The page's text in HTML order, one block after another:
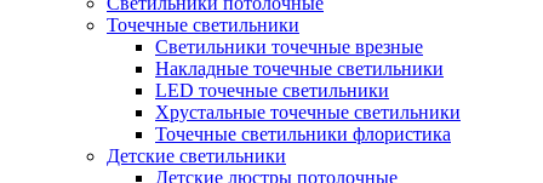
Точечные светильники
Светильники точечные врезные
Накладные точечные светильники
LED точечные светильники
Хрустальные точечные светильники
Точечные светильники флористика
Детские светильники
Детские люстры потолочные